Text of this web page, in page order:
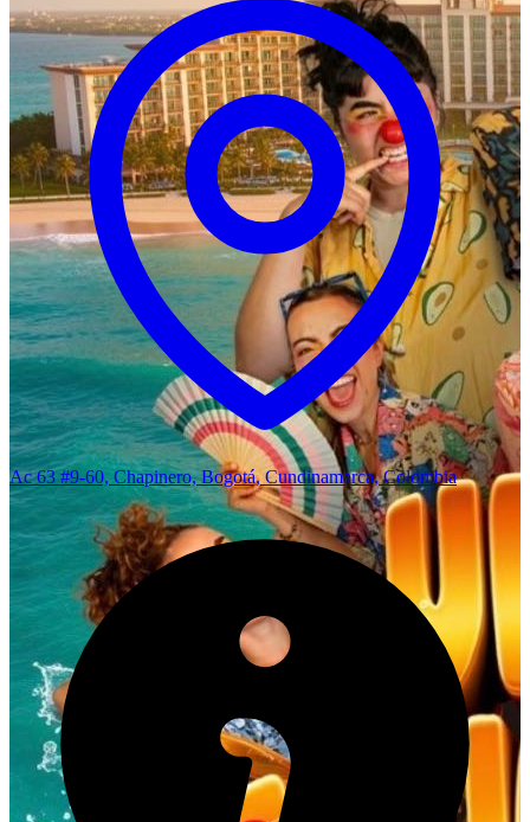
Ac 63 #9-60, Chapinero, Bogotá, Cundinamarca, Colombia